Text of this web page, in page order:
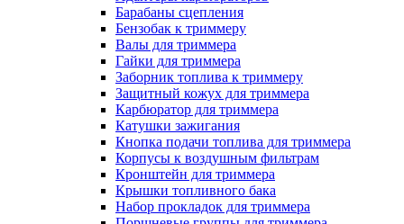
Барабаны сцепления
Бензобак к триммеру
Валы для триммера
Гайки для триммера
Заборник топлива к триммеру
Защитный кожух для триммера
Карбюратор для триммера
Катушки зажигания
Кнопка подачи топлива для триммера
Корпусы к воздушным фильтрам
Кронштейн для триммера
Крышки топливного бака
Набор прокладок для триммера